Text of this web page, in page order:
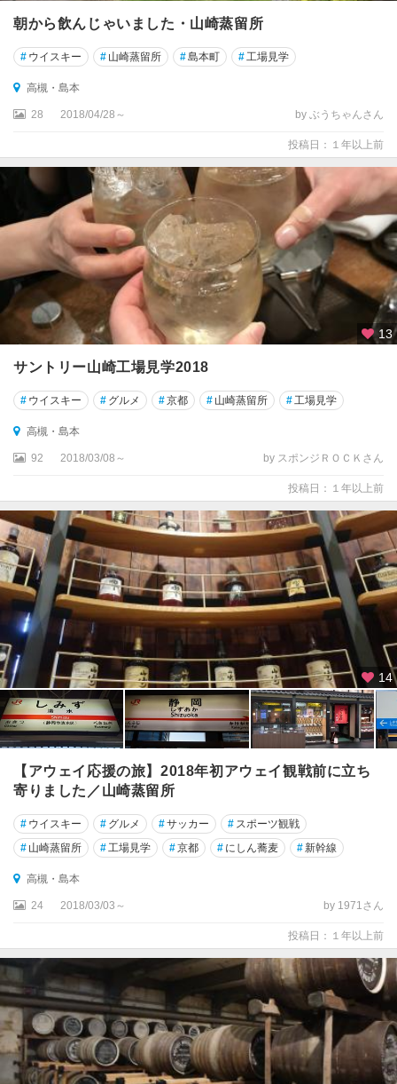
朝から飲んじゃいました・山崎蒸留所
# ウイスキー # 山崎蒸留所 #島本町 #工場見学
高槻・島本
28 2018/04/28～ by ぶうちゃんさん
投稿日：１年以上前
13
サントリー山崎工場見学2018
# ウイスキー # グルメ #京都 # 山崎蒸留所 #工場見学
高槻・島本
92 2018/03/08～ by スポンジＲＯＣＫさん
投稿日：１年以上前
14
【アウェイ応援の旅】2018年初アウェイ観戦前に立ち
寄りました／山崎蒸留所
# ウイスキー # グルメ #サッカー # スポーツ観戦
# 山崎蒸留所 #工場見学 #京都 # にしん蕎麦 #新幹線
高槻・島本
24 2018/03/03～ by 1971さん
投稿日：１年以上前